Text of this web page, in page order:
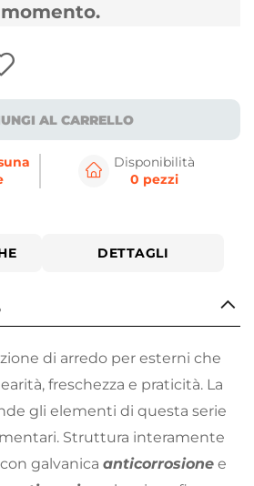
momento.
AL CARRELLO
Disponibilità
0 pezzi
DETTAGLI
di arredo per esterni che
freschezza e praticità. La
gli elementi di questa serie
Struttura interamente
galvanica anticorrosione e